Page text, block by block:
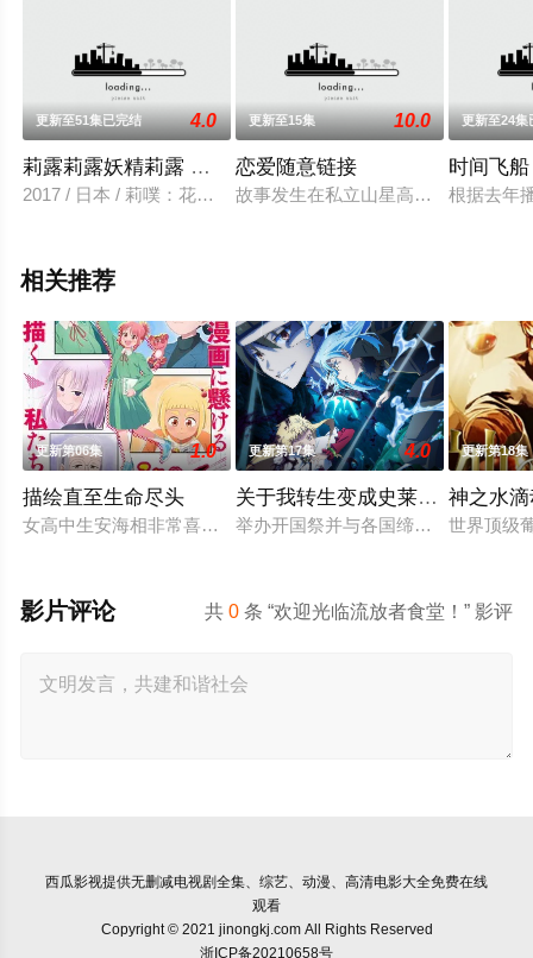
更新至51集已完结 4.0
莉露莉露妖精莉露 妖精之门
2017 / 日本 / 莉噗：花守ゆみり,小堇：日高里菜,向日葵：内田
更新至15集 10.0
恋爱随意链接
故事发生在私立山星高校中，拥有如
更新至24集
时间飞
根据去年
相关推荐
更新第06集 1.0
描绘直至生命尽头
女高中生安海相非常喜欢看漫画，尤其是 ☆野0 的《机器太与
更新第17集 4.0
关于我转生变成史莱姆这档事第
举办开国祭并与各国缔结邦交的魔国
更新第18集
神之水
世界顶级
共0 条 “欢迎光临流放者食堂！” 影评
影片评论
西瓜影视提供无删减电视剧全集、综艺、动漫、高清电影大全免费在线
观看
Copyright © 2021 jinongkj.com All Rights Reserved
浙ICP备20210658号